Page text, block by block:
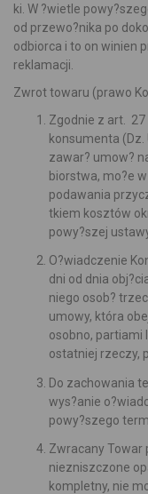
ki. W ?wietle
od przewo?nika po
odbiorca i to on winien
reklamacji.
Zwrot towaru (prawo
Zgodnie z art. 27
konsumenta (Dz.
zawar? umow?
biorstwa, mo?e
podawania
tkiem kosztów
powy?szej
O?wiadczenie
dni od dnia
niego osob?
umowy, która
osobno, partiami
ostatniej rzeczy,
Do zachowania
wys?anie
powy?szego
Zwracany Towar
niezniszczone
kompletny, nie